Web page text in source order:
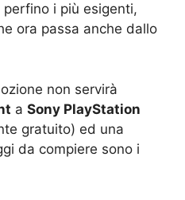
i più esigenti,
ora passa anche dallo
non servirà
a Sony PlayStation
gratuito) ed una
da compiere sono i